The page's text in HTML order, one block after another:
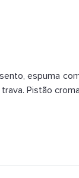
espuma
Pistão